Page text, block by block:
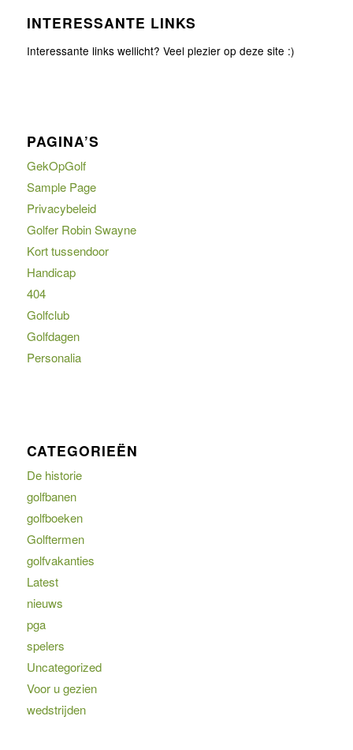
INTERESSANTE LINKS
Interessante links wellicht? Veel plezier op deze site :)
PAGINA’S
GekOpGolf
Sample Page
Privacybeleid
Golfer Robin Swayne
Kort tussendoor
Handicap
404
Golfclub
Golfdagen
Personalia
CATEGORIEËN
De historie
golfbanen
golfboeken
Golftermen
golfvakanties
Latest
nieuws
pga
spelers
Uncategorized
Voor u gezien
wedstrijden